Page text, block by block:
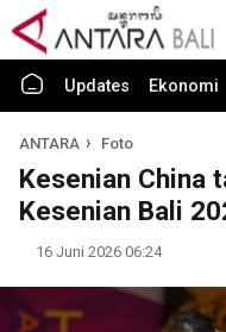
Updates Ekonomi
ANTARA Foto
Kesenian China
Kesenian Bali
16 Juni 2026 06:24